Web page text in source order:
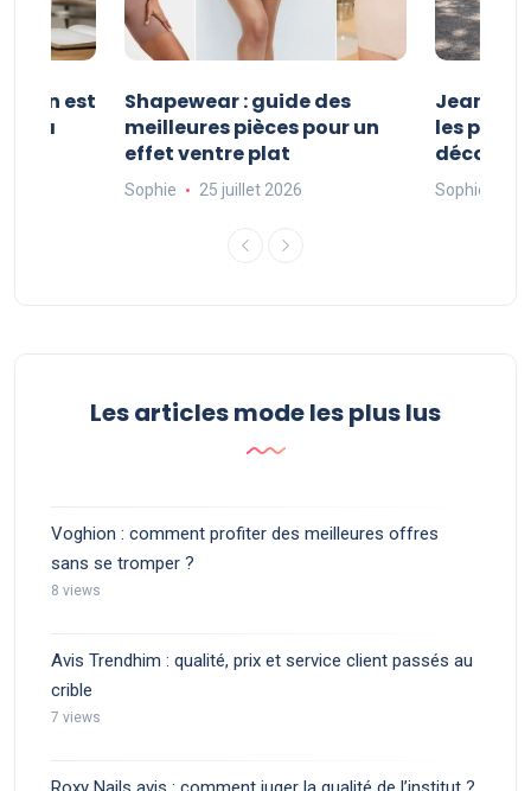
est
à
Shapewear : guide des
meilleures pièces pour un
effet ventre plat
Sophie 25 juillet 2026
Jean
les plus
Sophie
Les articles mode les plus lus
Voghion : comment profiter des meilleures offres
sans se tromper ?
8 views
Avis Trendhim : qualité, prix et service client passés au
crible
7 views